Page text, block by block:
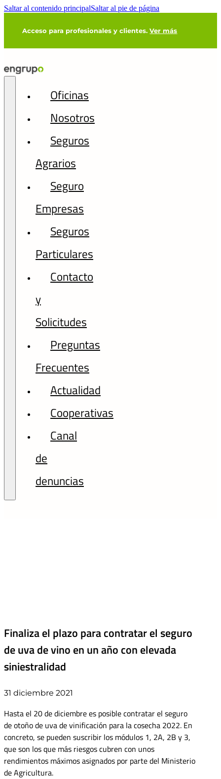
Saltar al contenido principalSaltar al pie de página
Acceso para profesionales y clientes.Ver más
Oficinas
Nosotros
Seguros
Agrarios
Seguro
Empresas
Seguros
Particulares
Contacto
y
Solicitudes
Preguntas
Frecuentes
Actualidad
Cooperativas
Canal
de
denuncias
Finaliza el plazo para contratar el seguro
de uva de vino en un año con elevada
siniestralidad
31 diciembre 2021
Hasta el 20 de diciembre es posible contratar el seguro
de otoño de uva de vinificación para la cosecha 2022. En
concreto, se pueden suscribir los módulos 1, 2A, 2B y 3,
que son los que más riesgos cubren con unos
rendimientos máximos asignados por parte del Ministerio
de Agricultura.